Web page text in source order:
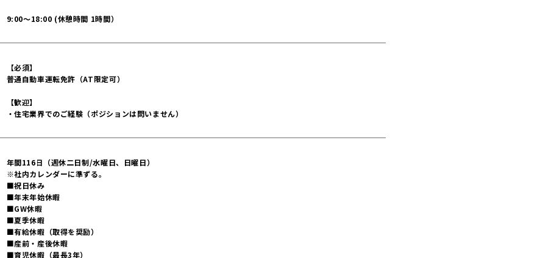
9:00～18:00 (休憩時間 1時間）
【必須】
普通自動車運転免許（AT限定可）
【歓迎】
・住宅業界でのご経験（ポジションは問いません）
年間116日（週休二日制/水曜日、日曜日）
※社内カレンダーに準ずる。
■祝日休み
■年末年始休暇
■GW休暇
■夏季休暇
■有給休暇（取得を奨励）
■産前・産後休暇
■育児休暇（最長3年）